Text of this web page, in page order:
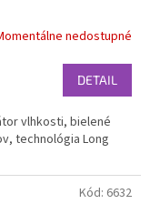
nedostupné
DETAIL
vlhkosti, bielené
technológia Long
Kód: 6632